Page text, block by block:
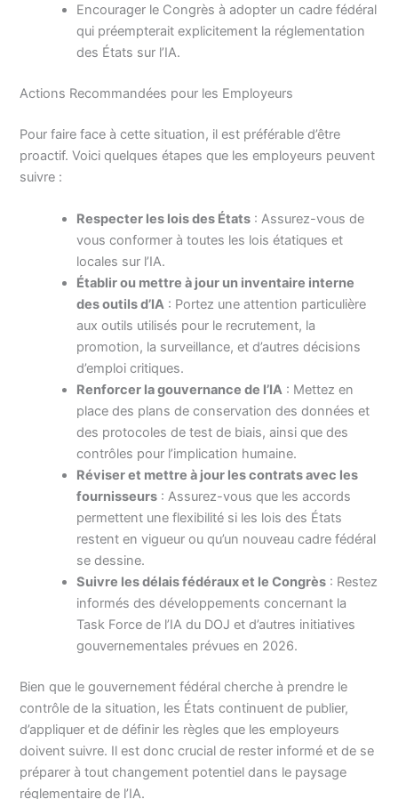
Encourager le Congrès à adopter un cadre fédéral
qui préempterait explicitement la réglementation
des États sur l’IA.
Actions Recommandées pour les Employeurs
Pour faire face à cette situation, il est préférable d’être
proactif. Voici quelques étapes que les employeurs peuvent
suivre :
Respecter les lois des États : Assurez-vous de
vous conformer à toutes les lois étatiques et
locales sur l’IA.
Établir ou mettre à jour un inventaire interne
des outils d’IA : Portez une attention particulière
aux outils utilisés pour le recrutement, la
promotion, la surveillance, et d’autres décisions
d’emploi critiques.
Renforcer la gouvernance de l’IA : Mettez en
place des plans de conservation des données et
des protocoles de test de biais, ainsi que des
contrôles pour l’implication humaine.
Réviser et mettre à jour les contrats avec les
fournisseurs : Assurez-vous que les accords
permettent une flexibilité si les lois des États
restent en vigueur ou qu’un nouveau cadre fédéral
se dessine.
Suivre les délais fédéraux et le Congrès : Restez
informés des développements concernant la
Task Force de l’IA du DOJ et d’autres initiatives
gouvernementales prévues en 2026.
Bien que le gouvernement fédéral cherche à prendre le
contrôle de la situation, les États continuent de publier,
d’appliquer et de définir les règles que les employeurs
doivent suivre. Il est donc crucial de rester informé et de se
préparer à tout changement potentiel dans le paysage
réglementaire de l’IA.